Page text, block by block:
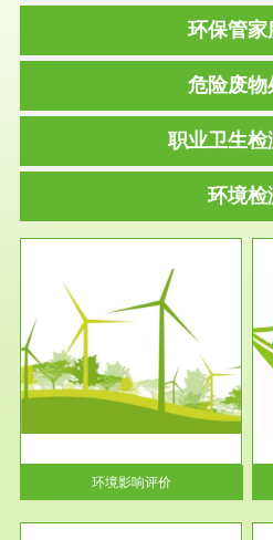
环保管家
危险废物
职业卫生检
环境检
环境影响评价
服务范围
环保竣工验收
根据《建设项目环境保护管理条
例》第十七条 编制环境影响报
告书、...